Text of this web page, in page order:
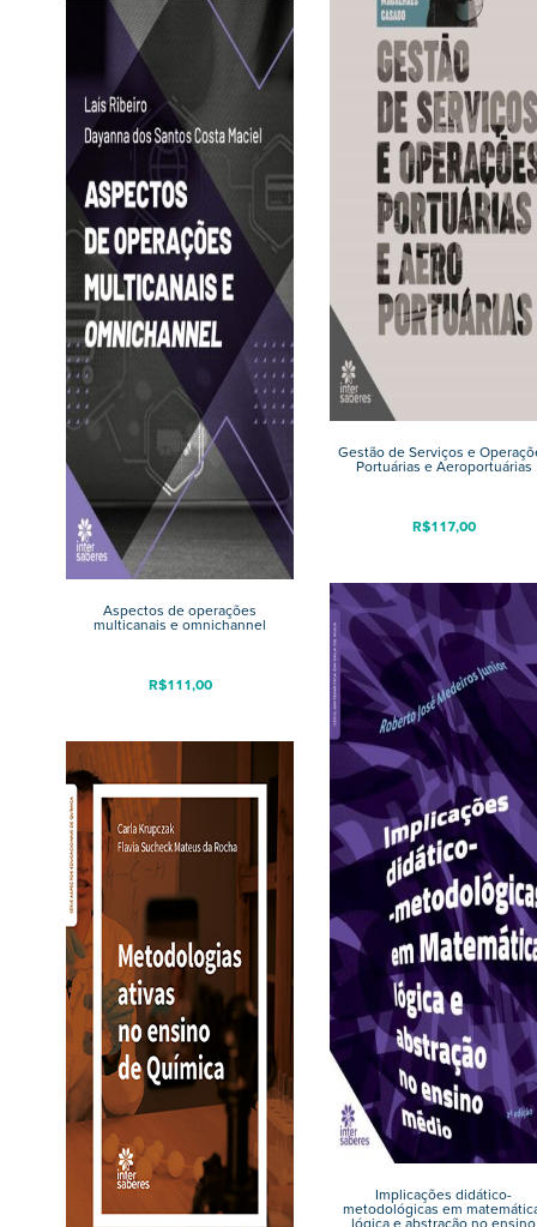
Gestão de Serviços e
Portuárias e Aeroportuárias
R$117,00
Aspectos de operações
multicanais e omnichannel
R$111,00
Implicações didático-
metodológicas em